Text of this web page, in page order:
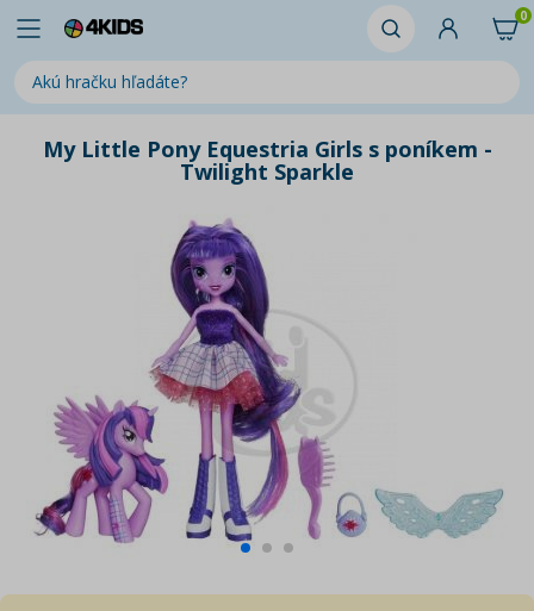
0
My Little Pony Equestria Girls s poníkem -
Twilight Sparkle